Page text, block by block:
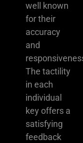
well known
for their
accuracy
and
The tactility
in each
individual
key offers a
satisfying
feedback